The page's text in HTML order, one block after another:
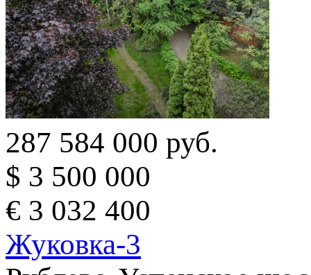
287 584 000 руб.
$ 3 500 000
€ 3 032 400
Жуковка-3